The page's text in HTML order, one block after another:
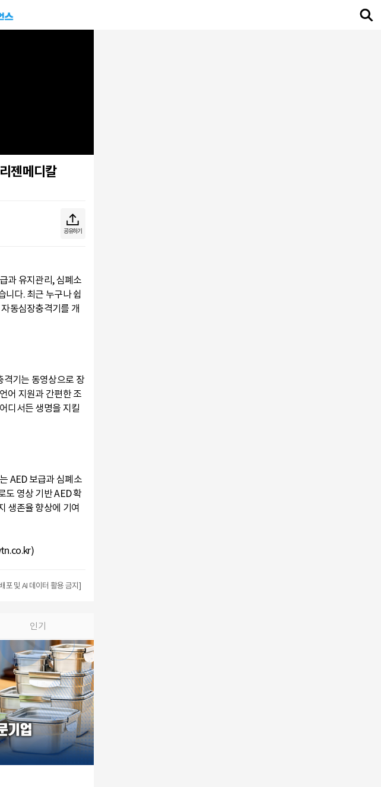
젠메디칼
공유하기
과 유지관리, 심폐소
니다. 최근 누구나 쉽
동심장충격기를 개
격기는 동영상으로 장
어 지원과 간편한 조
디서든 생명을 지킬
AED 보급과 심폐소
도 영상 기반 AED 확
생존율 향상에 기여
포 및 AI 데이터 활용 금지]
인기